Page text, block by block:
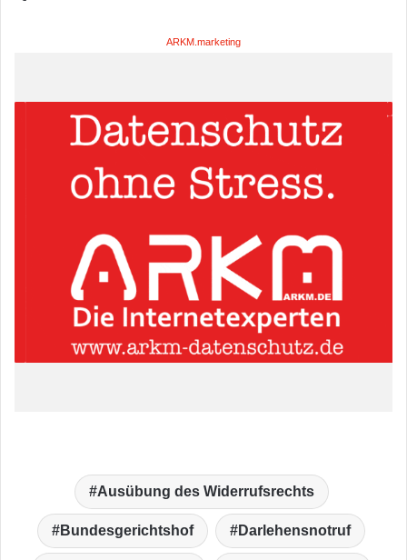
ARKM.marketing
Ausübung des Widerrufsrechts
Bundesgerichtshof Darlehensnotruf